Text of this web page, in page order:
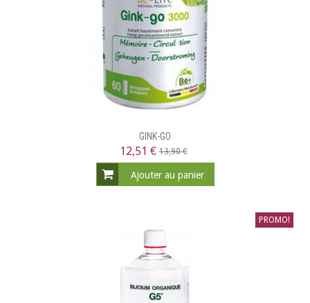
GINK-GO
12,51 €13,90 €
Ajouter au panier
PROMO!